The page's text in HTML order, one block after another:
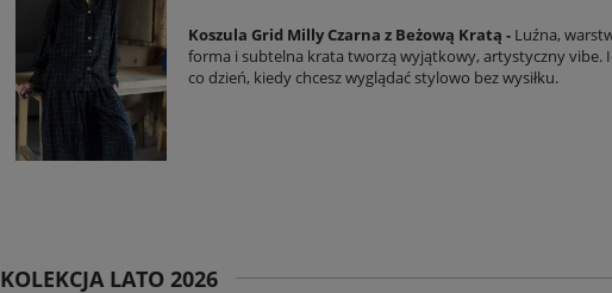
Koszula Grid Milly Czarna z Beżową Kratą - Luźna,
forma i subtelna krata tworzą wyjątkowy, artystyczny vibe.
co dzień, kiedy chcesz wyglądać stylowo bez wysiłku.
KOLEKCJA LATO 2026